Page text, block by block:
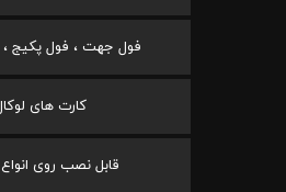
فول جهت ، فول پکیج ،
کارت های
قابل نصب روی